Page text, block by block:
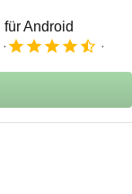
für Android